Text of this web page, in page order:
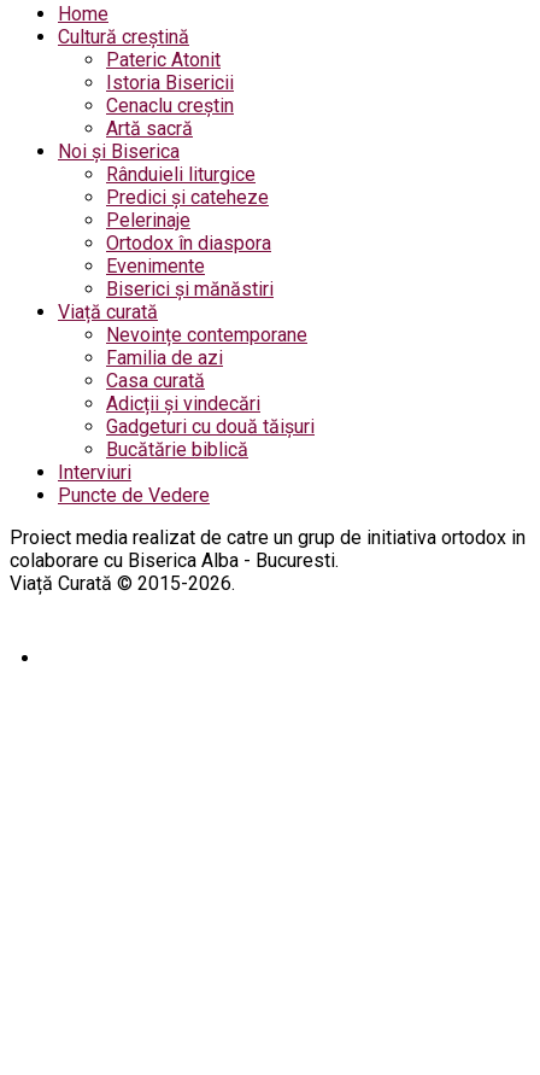
Home
Cultură creștină
Pateric Atonit
Istoria Bisericii
Cenaclu creștin
Artă sacră
Noi și Biserica
Rânduieli liturgice
Predici și cateheze
Pelerinaje
Ortodox în diaspora
Evenimente
Biserici și mănăstiri
Viață curată
Nevoințe contemporane
Familia de azi
Casa curată
Adicții și vindecări
Gadgeturi cu două tăișuri
Bucătărie biblică
Interviuri
Puncte de Vedere
Proiect media realizat de catre un grup de initiativa ortodox in
colaborare cu Biserica Alba - Bucuresti.
Viață Curată © 2015-2026.